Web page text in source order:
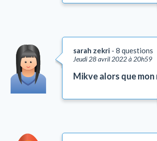
sarah zekri 8 questions
Jeudi 28 avril 2022 à 20h59
Mikve alors que mon